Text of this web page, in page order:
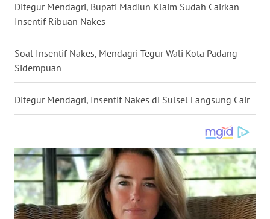
Ditegur Mendagri, Bupati Madiun Klaim Sudah Cairkan
Insentif Ribuan Nakes
Soal Insentif Nakes, Mendagri Tegur Wali Kota Padang
Sidempuan
Ditegur Mendagri, Insentif Nakes di Sulsel Langsung Cair
WN
SUMBAR
WN
SUMSEL
WN
BENGKULU
WN
LAMPUNG
WN
JATENG